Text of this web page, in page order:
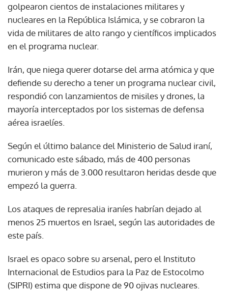
golpearon cientos de instalaciones militares y
nucleares en la República Islámica, y se cobraron la
vida de militares de alto rango y científicos implicados
en el programa nuclear.
Irán, que niega querer dotarse del arma atómica y que
defiende su derecho a tener un programa nuclear civil,
respondió con lanzamientos de misiles y drones, la
mayoría interceptados por los sistemas de defensa
aérea israelíes.
Según el último balance del Ministerio de Salud iraní,
comunicado este sábado, más de 400 personas
murieron y más de 3.000 resultaron heridas desde que
empezó la guerra.
Los ataques de represalia iraníes habrían dejado al
menos 25 muertos en Israel, según las autoridades de
este país.
Israel es opaco sobre su arsenal, pero el Instituto
Internacional de Estudios para la Paz de Estocolmo
(SIPRI) estima que dispone de 90 ojivas nucleares.